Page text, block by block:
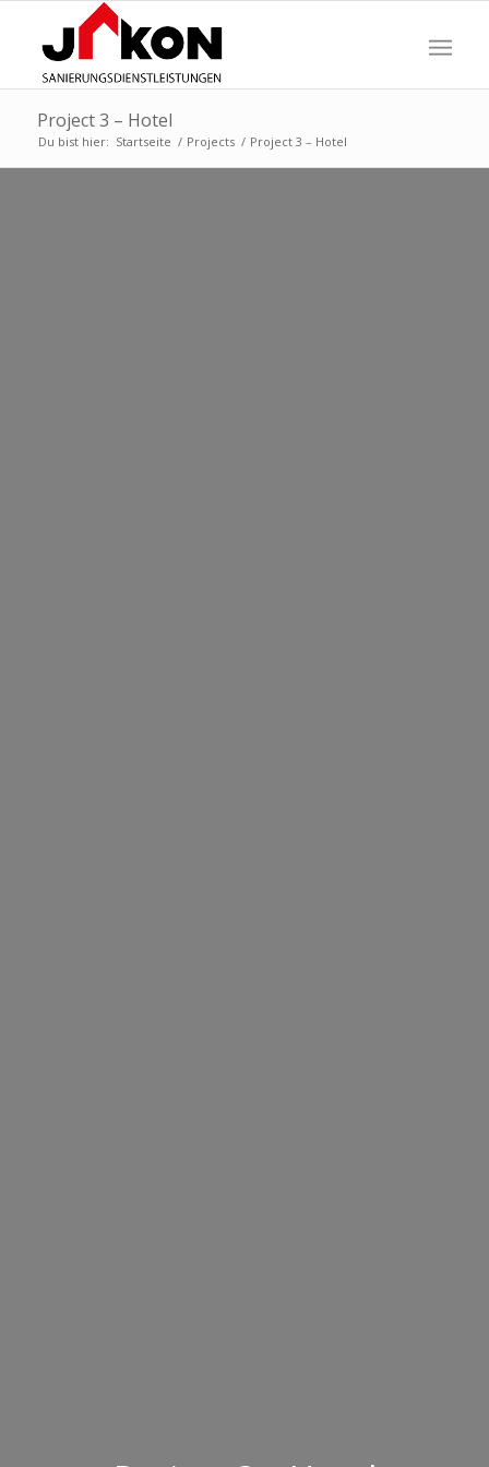
Project 3 – Hotel
Du bist hier: Startseite / Projects / Project 3 – Hotel